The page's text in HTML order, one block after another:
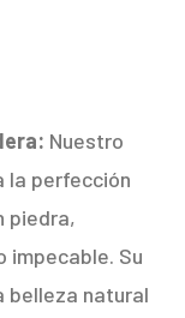
Nuestro
la perfección
piedra,
impecable. Su
belleza natural